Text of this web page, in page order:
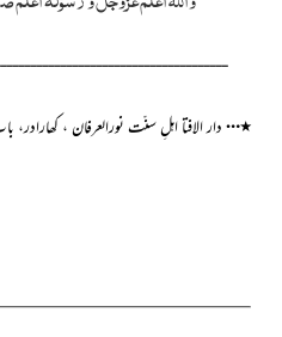
٭… دار الافتا اہلِ سنّت نورالعرفان ،کھارادر،